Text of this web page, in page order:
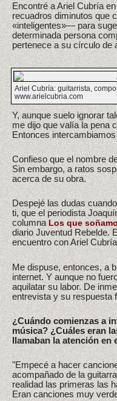
Encontré a Ariel Cubría
recuadros diminutos que
«inteligentes»— para
determinada persona
pertenece a su círculo de
Ariel Cubría: guitarrista,
www.arielcubria.com
Y, aunque suelo ignorar
me dijo que valía la pena
Entonces
Confieso que el nombre
Sin embargo, a ratos
acerca de su obra.
Despejé las dudas
ti, que el periodista
columnaLos que
diario Juventud Rebelde.
encuentro con Ariel
Me dispuse, entonces, a
internet. Y aunque no
aquilatar su labor. De
entrevista y su respuesta
¿Cuándo comienzas a
música? ¿Cuáles eran
llamaban la atención en
"Empecé a hacer
acompañado de la
realidad las primeras las
Eran canciones muy